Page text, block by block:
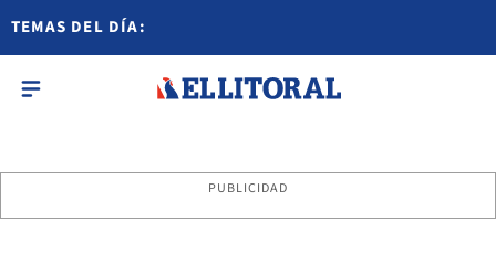
TEMAS DEL DÍA:
PUBLICIDAD